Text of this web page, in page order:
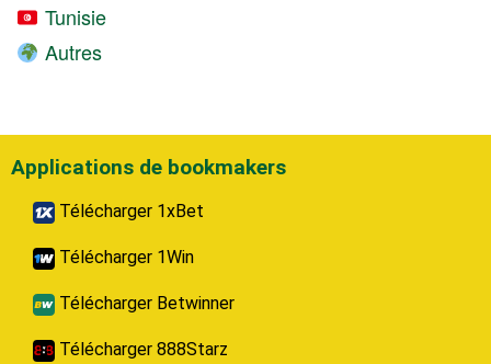
Tunisie
Autres
Applications de bookmakers
Télécharger 1xBet
Télécharger 1Win
Télécharger Betwinner
Télécharger 888Starz